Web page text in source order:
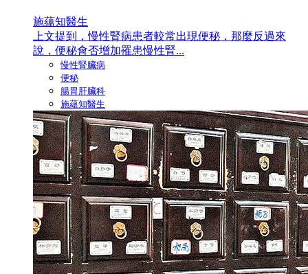
施蘊知醫生
上文提到，慢性腎病患者較常出現便秘，那麼反過來
說，便秘會否增加罹患慢性腎...
慢性腎臟病
便秘
腸胃肝臟科
施蘊知醫生